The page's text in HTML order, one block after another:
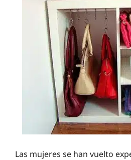
Las mujeres se han vuelto